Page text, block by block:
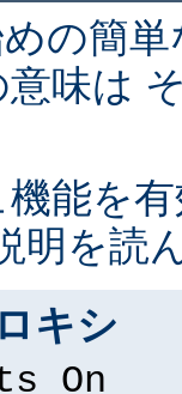
の簡
味は
能を
明を読
キシ
On